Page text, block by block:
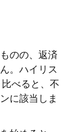
のの、返済
。ハイリス
べると、不
に該当しま